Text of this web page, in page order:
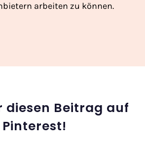
arbeiten zu können.
diesen Beitrag auf
Pinterest!